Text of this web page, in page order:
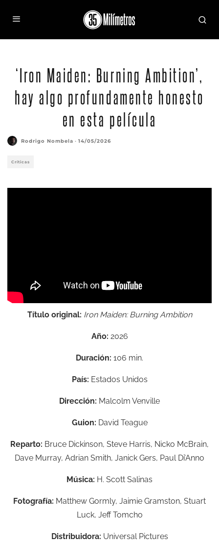
‘Iron Maiden: Burning Ambition’,
hay algo profundamente honesto
en esta película
Rodrigo Nombela · 14/05/2026
Críticas
Título original: Iron Maiden: Burning Ambition
Año: 2026
Duración: 106 min.
País: Estados Unidos
Dirección: Malcolm Venville
Guion: David Teague
Reparto: Bruce Dickinson, Steve Harris, Nicko McBrain,
Dave Murray, Adrian Smith, Janick Gers, Paul Di’Anno
Música: H. Scott Salinas
Fotografía: Matthew Gormly, Jaimie Gramston, Stuart
Luck, Jeff Tomcho
Distribuidora: Universal Pictures